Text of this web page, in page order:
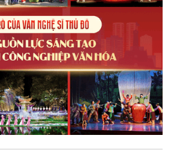
vị thế của một trung tâm sáng tạo